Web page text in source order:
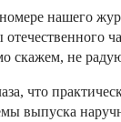
нашего
скажем, не
что
выпуска